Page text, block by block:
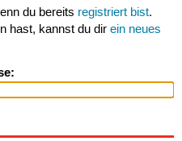
du bereits registriert bist.
hast, kannst du dir ein neues